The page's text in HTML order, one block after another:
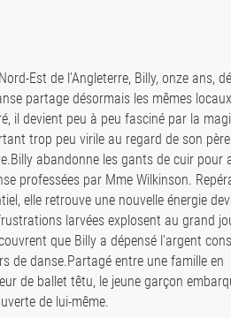
Est de l'Angleterre, Billy, onze ans,
partage désormais les mêmes
il devient peu à peu fasciné par la
trop peu virile au regard de son
abandonne les gants de cuir pour
professées par Mme Wilkinson.
elle retrouve une nouvelle énergie
larvées explosent au grand
que Billy a dépensé l'argent
de danse.Partagé entre une famille en
de ballet têtu, le jeune garçon
de lui-même.